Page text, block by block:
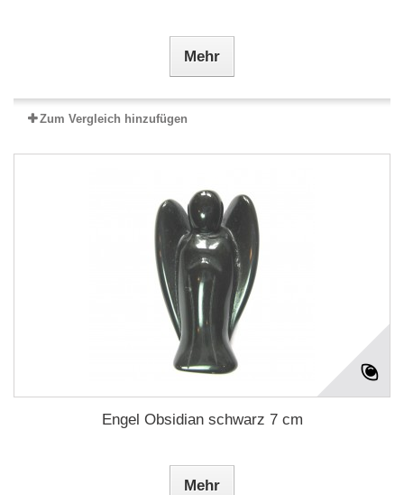
Mehr
Zum Vergleich hinzufügen
Engel Obsidian schwarz 7 cm
Mehr